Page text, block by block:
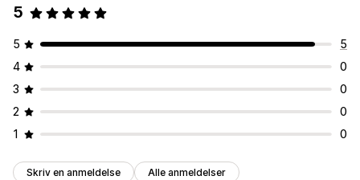
5
5
5
4
0
3
0
2
0
1
0
Skriv en anmeldelse Alle anmeldelser